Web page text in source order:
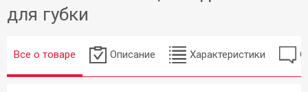
для губки
Все о товаре Описание Характеристики